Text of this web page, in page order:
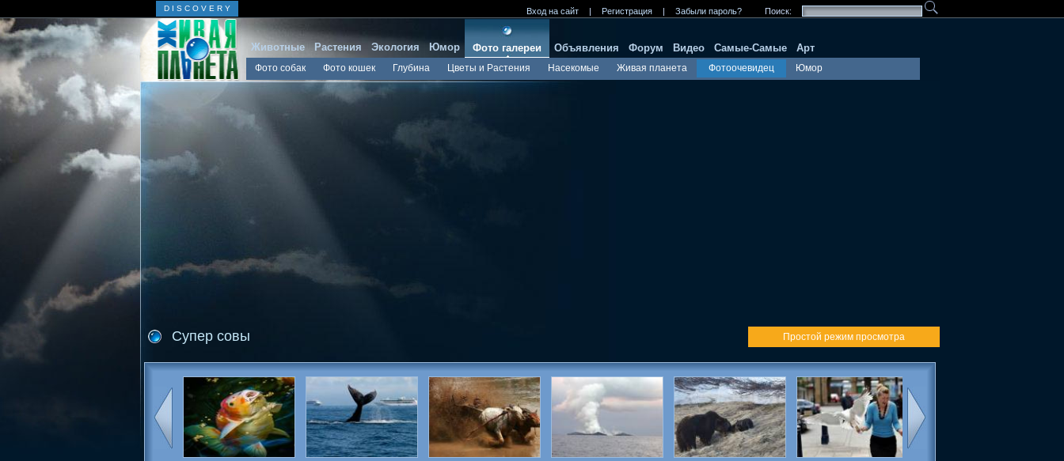
D I S C O V E R Y Вход на сайт | Регистрация | Забыли пароль? Поиск:
Животные Растения Экология Юмор Фото галереи
Фото собак Фото кошек Глубина Цветы и Растения Насекомые Живая планета Фотоочевидец Юмор
Объявления Форум Видео Самые-Самые Арт
Супер совы Простой режим просмотра